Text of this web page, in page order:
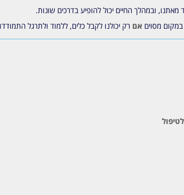
ובמהלך החיים יכול להופיע בדרכים שונות.
במקום מסוים אם רק יכולנו לקבל כלים, ללמוד ולתרגל